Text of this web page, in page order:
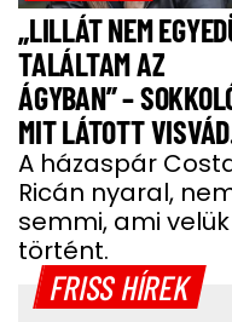
„LILLÁT NEM
TALÁLTAM AZ
ÁGYBAN” –
MIT LÁTOTT
TAMÁS
A házaspár
Ricán nyaral,
semmi, ami velük
történt.
FRISS HÍREK